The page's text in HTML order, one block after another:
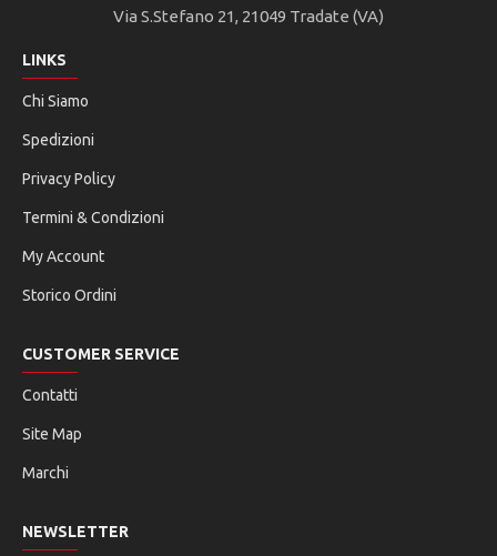
Via S.Stefano 21, 21049 Tradate (VA)
LINKS
Chi Siamo
Spedizioni
Privacy Policy
Termini & Condizioni
My Account
Storico Ordini
CUSTOMER SERVICE
Contatti
Site Map
Marchi
NEWSLETTER